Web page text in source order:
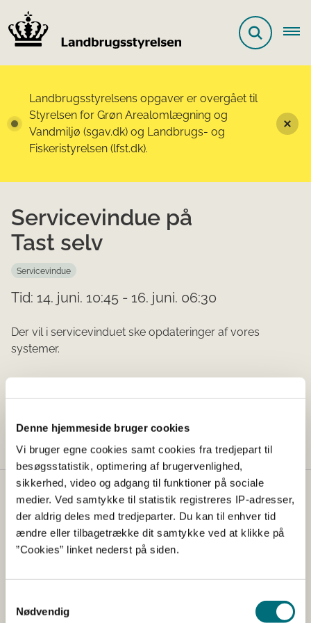
Denne hjemmeside bruger cookies
Vi bruger egne cookies samt cookies fra tredjepart til
besøgsstatistik, optimering af brugervenlighed,
sikkerhed, video og adgang til funktioner på sociale
medier. Ved samtykke til statistik registreres IP-adresser,
der aldrig deles med tredjeparter. Du kan til enhver tid
ændre eller tilbagetrække dit samtykke ved at klikke på
”Cookies” linket nederst på siden.
Nødvendig
Landbrugsstyrelsens opgaver er overgået til
Styrelsen for Grøn Arealomlægning og
Vandmiljø (sgav.dk) og Landbrugs- og
Fiskeristyrelsen (lfst.dk).
Servicevindue på
Tast selv
Servicevindue
Tid: 14. juni. 10:45 - 16. juni. 06:30
Der vil i servicevinduet ske opdateringer af vores
systemer.
14-06-2025 kl. 10.45 til 16-06-2025 kl. 06.30
Kontakt
Styrelsen for Grøn Arealomlægning og Vandmiljø
Nyropsgade 30
Tlf.: +45 33 95 80 00